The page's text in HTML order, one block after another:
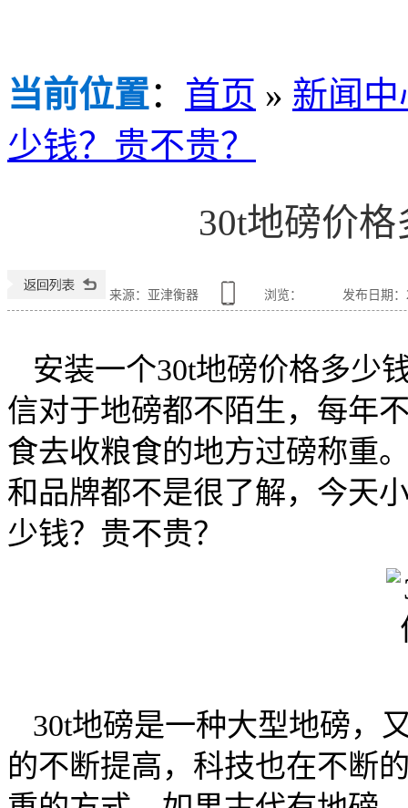
当前位置： 首页 » 新闻中
少钱？贵不贵？
30t地磅价
来源：亚津衡器 浏览： 发布日期：
安装一个30t地磅价格多少
信对于地磅都不陌生，每年
食去收粮食的地方过磅称重
和品牌都不是很了解，今天
少钱？贵不贵？
30t地磅是一种大型地磅，
的不断提高，科技也在不断